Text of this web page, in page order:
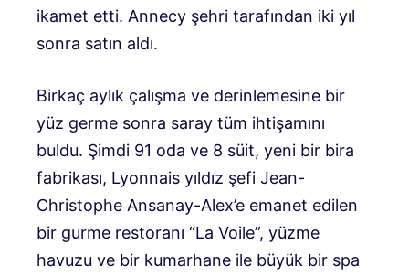
ikamet etti. Annecy şehri tarafından iki yıl
sonra satın aldı.
Birkaç aylık çalışma ve derinlemesine bir
yüz germe sonra saray tüm ihtişamını
buldu. Şimdi 91 oda ve 8 süit, yeni bir bira
fabrikası, Lyonnais yıldız şefi Jean-
Christophe Ansanay-Alex’e emanet edilen
bir gurme restoranı “La Voile”, yüzme
havuzu ve bir kumarhane ile büyük bir spa